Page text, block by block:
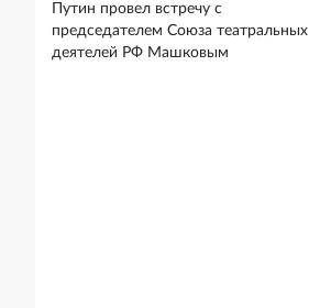
Путин провел встречу с
председателем Союза театральных
деятелей РФ Машковым